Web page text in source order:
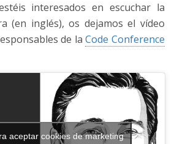
interesados en escuchar la
(en inglés), os dejamos el vídeo
de laCode Conference
aceptar cookies de marketing